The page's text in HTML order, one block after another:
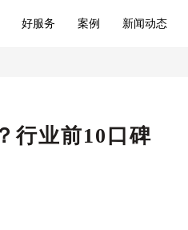
好服务 案例 新闻动态
行业前10口碑